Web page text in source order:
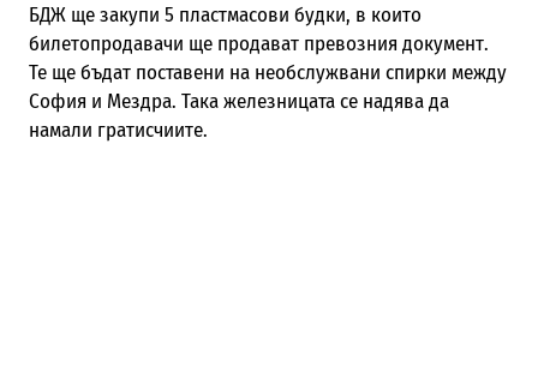
БДЖ ще закупи 5 пластмасови будки, в които
билетопродавачи ще продават превозния документ.
Те ще бъдат поставени на необслужвани спирки между
София и Мездра. Така железницата се надява да
намали гратисчиите.